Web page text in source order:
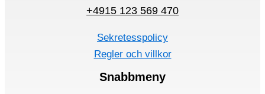
+4915 123 569 470
Sekretesspolicy
Regler och villkor
Snabbmeny